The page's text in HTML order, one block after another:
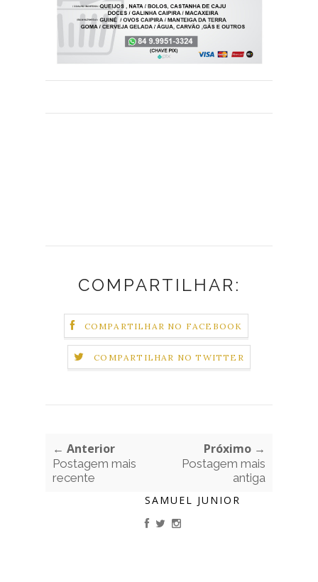
COMPARTILHAR:
COMPARTILHAR NO FACEBOOK
COMPARTILHAR NO TWITTER
← Anterior
Postagem mais
recente
Próximo →
Postagem mais
antiga
SAMUEL JUNIOR